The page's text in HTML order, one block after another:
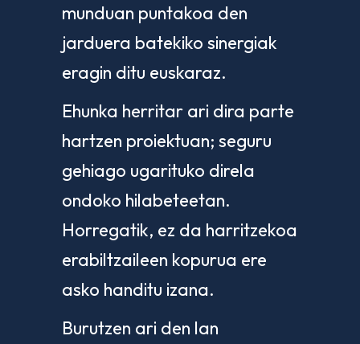
munduan puntakoa den
jarduera batekiko sinergiak
eragin ditu euskaraz.
Ehunka herritar ari dira parte
hartzen proiektuan; seguru
gehiago ugarituko direla
ondoko hilabeteetan.
Horregatik, ez da harritzekoa
erabiltzaileen kopurua ere
asko handitu izana.
Burutzen ari den lan